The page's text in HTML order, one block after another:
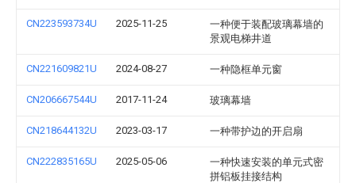
CN223593734U 2025-11-25
一种便于装配玻璃幕墙的
景观电梯井道
CN221609821U 2024-08-27 一种隐框单元窗
CN206667544U 2017-11-24 玻璃幕墙
CN218644132U 2023-03-17 一种带护边的开启扇
CN222835165U 2025-05-06
一种快速安装的单元式密
拼铝板挂接结构